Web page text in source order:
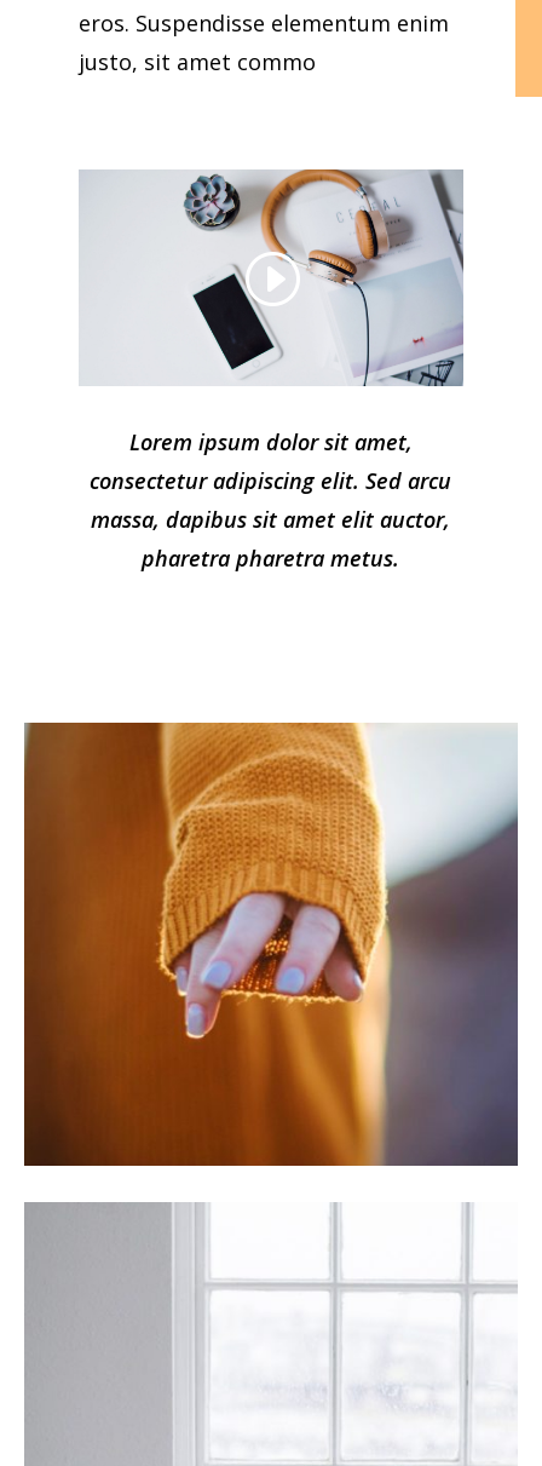
eros. Suspendisse elementum enim
justo, sit amet commo
Lorem ipsum dolor sit amet,
consectetur adipiscing elit. Sed arcu
massa, dapibus sit amet elit auctor,
pharetra pharetra metus.